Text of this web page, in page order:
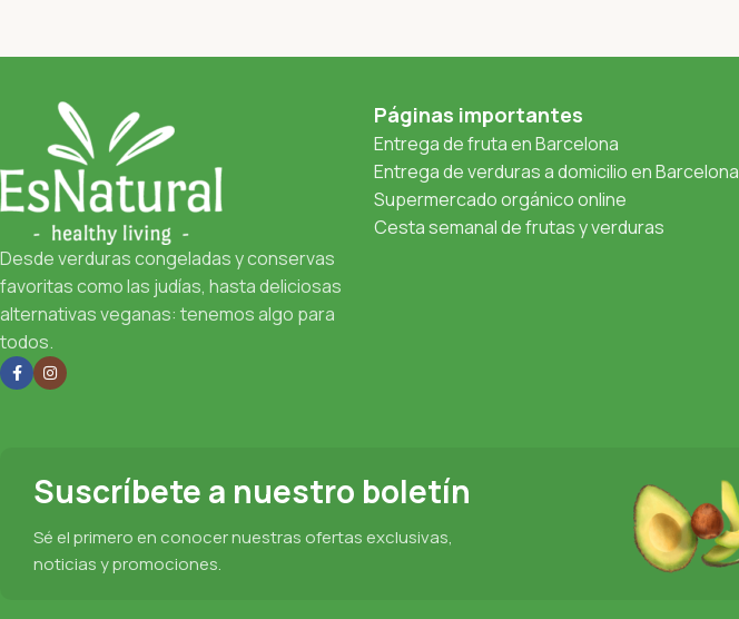
Desde verduras congeladas y conservas
favoritas como las judías, hasta deliciosas
alternativas veganas: tenemos algo para
todos.
Páginas importantes
Entrega de fruta en Barcelona
Entrega de verduras a domicilio en Barcelona
Supermercado orgánico online
Cesta semanal de frutas y verduras
Suscríbete a nuestro boletín
Sé el primero en conocer nuestras ofertas exclusivas,
noticias y promociones.